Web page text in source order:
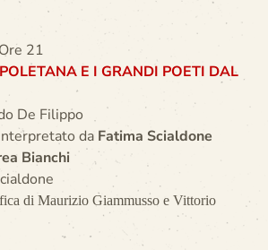
21
E I GRANDI POETI DAL
De Filippo
da Fatima Scialdone
Bianchi
di Maurizio Giammusso e Vittorio